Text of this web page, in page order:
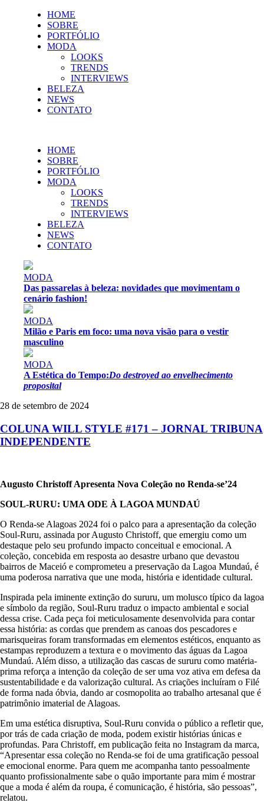
HOME
SOBRE
PORTFÓLIO
MODA
LOOKS
TRENDS
INTERVIEWS
BELEZA
NEWS
CONTATO
HOME
SOBRE
PORTFÓLIO
MODA
LOOKS
TRENDS
INTERVIEWS
BELEZA
NEWS
CONTATO
MODA
Das passarelas à beleza: novidades que movimentam o
cenário fashion!
MODA
Milão e Paris em foco: uma nova visão para o vestir
masculino
MODA
A Estética do Tempo:Do destroyed ao envelhecimento
proposital
28 de setembro de 2024
COLUNA WILL STYLE #171 – JORNAL TRIBUNA
INDEPENDENTE
Augusto Christoff Apresenta Nova Coleção no Renda-se’24
SOUL-RURU: UMA ODE À LAGOA MUNDAÚ
O Renda-se Alagoas 2024 foi o palco para a apresentação da coleção
Soul-Ruru, assinada por Augusto Christoff, que emergiu como um
destaque pelo seu profundo impacto conceitual e emocional. A
coleção, concebida em resposta ao desastre urbano que devastou
bairros de Maceió e comprometeu a preservação da Lagoa Mundaú, é
uma poderosa narrativa que une moda, história e identidade cultural.
Inspirada pela iminente extinção do sururu, um molusco típico da lagoa
e símbolo da região, Soul-Ruru traduz o impacto ambiental e social
dessa crise. Cada peça foi meticulosamente desenvolvida para contar
essa história: as cordas que prendem as canoas dos pescadores e
marisqueiras foram transformadas em elementos estéticos, enquanto as
estampas reproduzem a textura e o movimento das águas da Lagoa
Mundaú. Além disso, a utilização das cascas de sururu como matéria-
prima reforça a intenção da coleção de ser uma voz ativa em defesa da
sustentabilidade e da valorização cultural. As criações incluíram o Filé
de forma nada óbvia, dando ar cosmopolita ao trabalho artesanal que é
patrimônio imaterial de Alagoas.
Em uma estética disruptiva, Soul-Ruru convida o público a refletir que,
por trás de cada criação de moda, podem existir histórias únicas e
profundas. Para Christoff, em publicação feita no Instagram da marca,
“Apresentar essa coleção no Renda-se foi de uma gratificação pessoal
e emocional enorme. Para quem me acompanha tanto pessoalmente
quanto profissionalmente sabe o quão importante para mim é mostrar
que a moda é além da roupa, é comunicação, é história, são pessoas”,
relatou.